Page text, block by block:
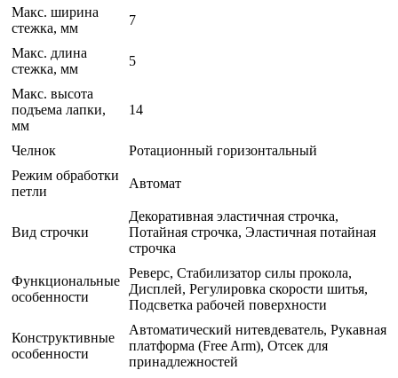
Макс. ширина
стежка, мм
7
Макс. длина
стежка, мм
5
Макс. высота
подъема лапки,
мм
14
Челнок
Ротационный горизонтальный
Режим обработки
петли
Автомат
Вид строчки
Декоративная эластичная строчка,
Потайная строчка, Эластичная потайная
строчка
Функциональные
особенности
Реверс, Стабилизатор силы прокола,
Дисплей, Регулировка скорости шитья,
Подсветка рабочей поверхности
Конструктивные
особенности
Автоматический нитевдеватель, Рукавная
платформа (Free Arm), Отсек для
принадлежностей